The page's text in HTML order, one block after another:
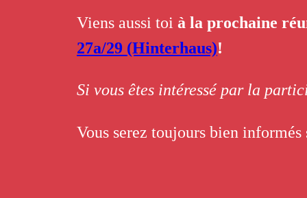
Viens aussi toi à la prochaine
27a/29 (Hinterhaus)!
Si vous êtes intéressé par la
Vous serez toujours bien informés